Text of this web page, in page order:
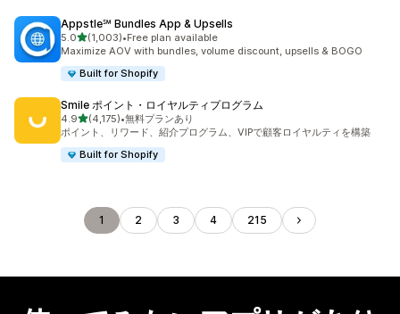
Appstle℠ Bundles App & Upsells
5.05つ星中
(1,003)
合計レビュー数：1003件
•Free plan available
Maximize AOV with bundles, volume discount, upsells & BOGO
Built for Shopify
Smile ポイント・ロイヤルティプログラム
4.95つ星中
(4,175)
合計レビュー数：4175件
•無料プランあり
ポイント、リワード、紹介プログラム、VIPで顧客ロイヤルティを構築
Built for Shopify
1 2 3 4 215